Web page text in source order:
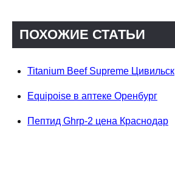
ПОХОЖИЕ СТАТЬИ
Titanium Beef Supreme Цивильск
Equipoise в аптеке Оренбург
Пептид Ghrp-2 цена Краснодар